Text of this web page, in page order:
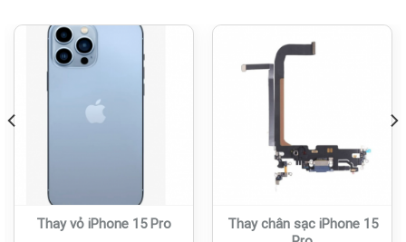
Thay vỏ iPhone 15 Pro
Thay chân sạc iPhone 15